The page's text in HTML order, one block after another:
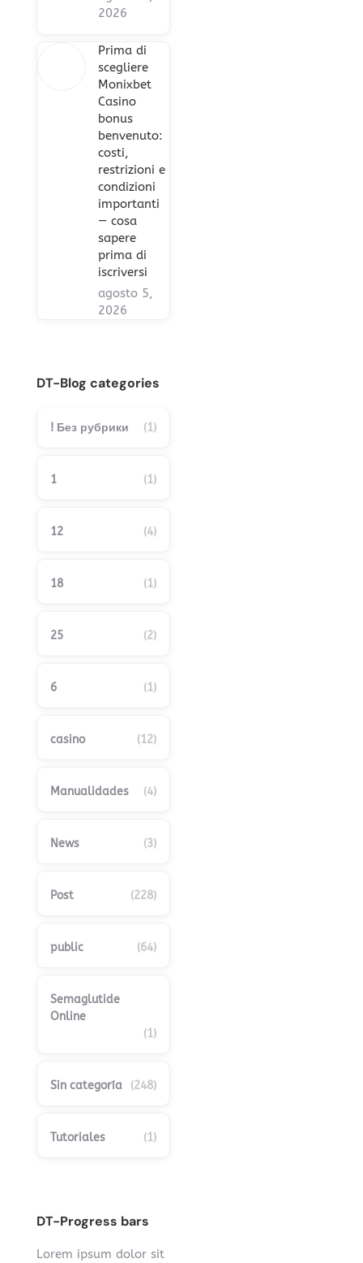
2026
Prima di
scegliere
Monixbet
Casino
bonus
benvenuto:
costi,
restrizioni e
condizioni
importanti
— cosa
sapere
prima di
iscriversi
agosto 5,
2026
DT-Blog categories
! Без рубрики (1)
1 (1)
12 (4)
18 (1)
25 (2)
6 (1)
casino (12)
Manualidades (4)
News (3)
Post (228)
public (64)
Semaglutide
Online
(1)
Sin categoría (248)
Tutoriales (1)
DT-Progress bars
Lorem ipsum dolor sit